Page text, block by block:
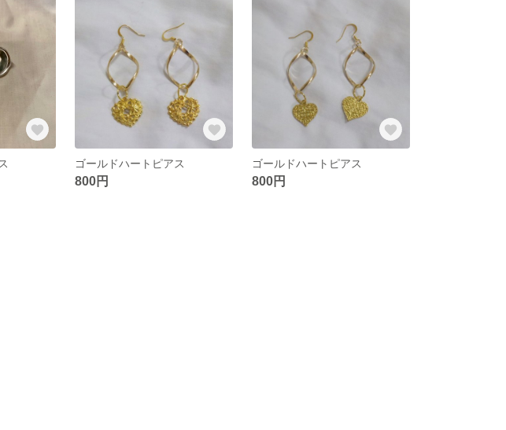
ゴールドハートピアス
800円
ゴールドハートピアス
800円